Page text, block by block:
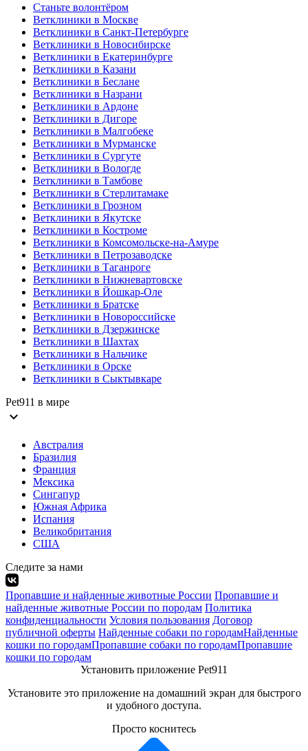
Станьте волонтёром
Ветклиники в Москве
Ветклиники в Санкт-Петербурге
Ветклиники в Новосибирске
Ветклиники в Екатеринбурге
Ветклиники в Казани
Ветклиники в Беслане
Ветклиники в Назрани
Ветклиники в Ардоне
Ветклиники в Дигоре
Ветклиники в Малгобеке
Ветклиники в Мурманске
Ветклиники в Сургуте
Ветклиники в Вологде
Ветклиники в Тамбове
Ветклиники в Стерлитамаке
Ветклиники в Грозном
Ветклиники в Якутске
Ветклиники в Костроме
Ветклиники в Комсомольске-на-Амуре
Ветклиники в Петрозаводске
Ветклиники в Таганроге
Ветклиники в Нижневартовске
Ветклиники в Йошкар-Оле
Ветклиники в Братске
Ветклиники в Новороссийске
Ветклиники в Дзержинске
Ветклиники в Шахтах
Ветклиники в Нальчике
Ветклиники в Орске
Ветклиники в Сыктывкаре
Pet911 в мире
expand_more
Австралия
Бразилия
Франция
Мексика
Сингапур
Южная Африка
Испания
Великобритания
США
Следите за нами
Пропавшие и найденные животные России Пропавшие и
найденные животные России по породам Политика
конфиденциальности Условия пользования Договор
публичной оферты Найденные собаки по городамНайденные
кошки по городамПропавшие собаки по городамПропавшие
кошки по городам
Установить приложение Pet911
Установите это приложение на домашний экран для быстрого
и удобного доступа.
Просто коснитесь